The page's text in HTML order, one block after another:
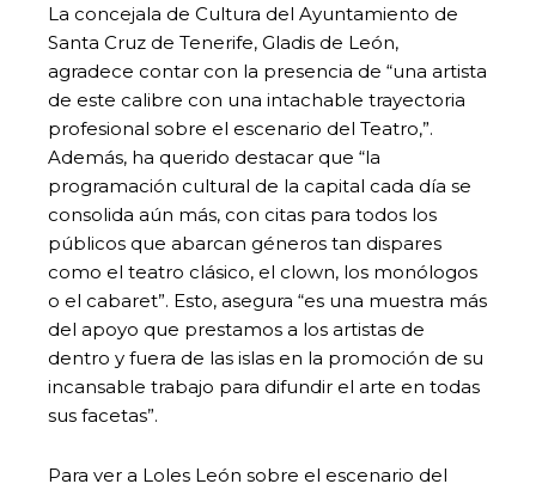
La concejala de Cultura del Ayuntamiento de
Santa Cruz de Tenerife, Gladis de León,
agradece contar con la presencia de “una artista
de este calibre con una intachable trayectoria
profesional sobre el escenario del Teatro,”.
Además, ha querido destacar que “la
programación cultural de la capital cada día se
consolida aún más, con citas para todos los
públicos que abarcan géneros tan dispares
como el teatro clásico, el clown, los monólogos
o el cabaret”. Esto, asegura “es una muestra más
del apoyo que prestamos a los artistas de
dentro y fuera de las islas en la promoción de su
incansable trabajo para difundir el arte en todas
sus facetas”.
Para ver a Loles León sobre el escenario del